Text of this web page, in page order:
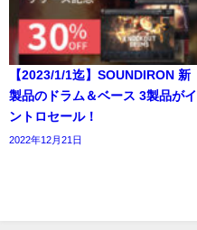
【2023/1/1迄】SOUNDIRON 新
製品のドラム＆ベース 3製品がイ
ントロセール！
2022年12月21日